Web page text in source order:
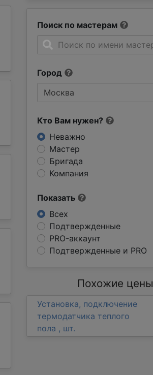
Поиск по мастерам
Город
Кто Вам нужен?
Неважно
Мастер
Бригада
Компания
Показать
Всех
Подтвержденные
PRO-аккаунт
Подтвержденные и PRO
Похожие цены
Установка, подключение
термодатчика теплого
пола , шт.